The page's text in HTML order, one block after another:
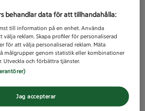
behandlar data för att tillhandahålla:
till information på en enhet. Använda
välja reklam. Skapa profiler för personaliserad
för att välja personaliserad reklam. Mäta
målgrupper genom statistik eller kombinationer
Utveckla och förbättra tjänster.
Jag accepterar